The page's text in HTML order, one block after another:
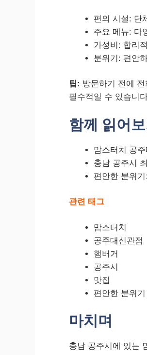
편의 시설: 단
주요 메뉴: 다
가성비: 합리
분위기: 편안
팁: 방문하기 전에
필수적일 수 있습니
함께 읽어보
맘스터치 공
충남 공주시
편안한 분위
관련 태그
맘스터치
공주대신관점
햄버거
공주시
맛집
편안한 분위기
마치며
충남 공주시에 있는